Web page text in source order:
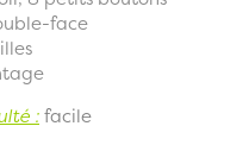
face
:facile